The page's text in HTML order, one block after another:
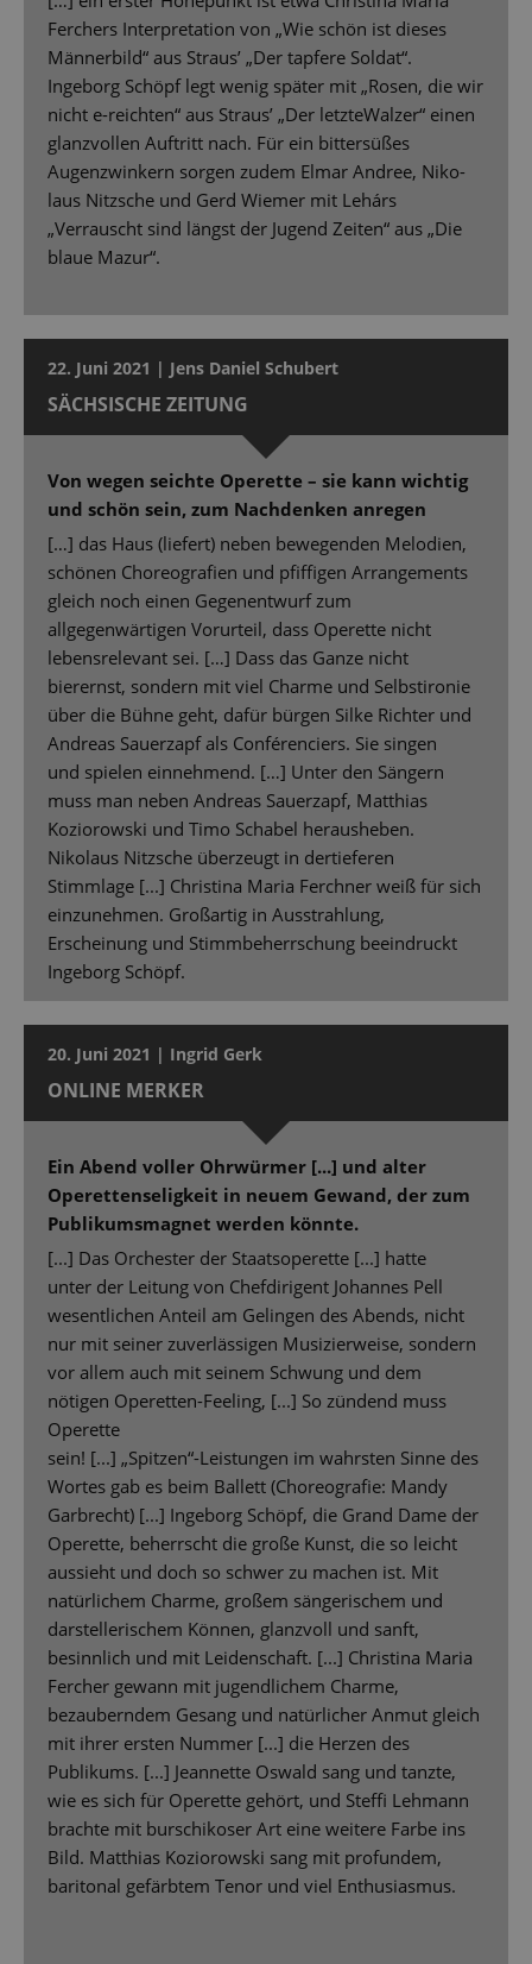
Ferchers Interpretation von „Wie schön ist dieses
Männerbild“ aus Straus’ „Der tapfere Soldat“.
Ingeborg Schöpf legt wenig später mit „Rosen, die wir
nicht e-reichten“ aus Straus’ „Der letzteWalzer“ einen
glanzvollen Auftritt nach. Für ein bittersüßes
Augenzwinkern sorgen zudem Elmar Andree, Niko-
laus Nitzsche und Gerd Wiemer mit Lehárs
„Verrauscht sind längst der Jugend Zeiten“ aus „Die
blaue Mazur“.
22. Juni 2021 | Jens Daniel Schubert
SÄCHSISCHE ZEITUNG
Von wegen seichte Operette – sie kann wichtig
und schön sein, zum Nachdenken anregen
[…] das Haus (liefert) neben bewegenden Melodien,
schönen Choreografien und pfiffigen Arrangements
gleich noch einen Gegenentwurf zum
allgegenwärtigen Vorurteil, dass Operette nicht
lebensrelevant sei. […] Dass das Ganze nicht
bierernst, sondern mit viel Charme und Selbstironie
über die Bühne geht, dafür bürgen Silke Richter und
Andreas Sauerzapf als Conférenciers. Sie singen
und spielen einnehmend. […] Unter den Sängern
muss man neben Andreas Sauerzapf, Matthias
Koziorowski und Timo Schabel herausheben.
Nikolaus Nitzsche überzeugt in dertieferen
Stimmlage [...] Christina Maria Ferchner weiß für sich
einzunehmen. Großartig in Ausstrahlung,
Erscheinung und Stimmbeherrschung beeindruckt
Ingeborg Schöpf.
20. Juni 2021 | Ingrid Gerk
ONLINE MERKER
Ein Abend voller Ohrwürmer [...] und alter
Operettenseligkeit in neuem Gewand, der zum
Publikumsmagnet werden könnte.
[...] Das Orchester der Staatsoperette [...] hatte
unter der Leitung von Chefdirigent Johannes Pell
wesentlichen Anteil am Gelingen des Abends, nicht
nur mit seiner zuverlässigen Musizierweise, sondern
vor allem auch mit seinem Schwung und dem
nötigen Operetten-Feeling, [...] So zündend muss
Operette
sein! [...] „Spitzen“-Leistungen im wahrsten Sinne des
Wortes gab es beim Ballett (Choreografie: Mandy
Garbrecht) [...] Ingeborg Schöpf, die Grand Dame der
Operette, beherrscht die große Kunst, die so leicht
aussieht und doch so schwer zu machen ist. Mit
natürlichem Charme, großem sängerischem und
darstellerischem Können, glanzvoll und sanft,
besinnlich und mit Leidenschaft. [...] Christina Maria
Fercher gewann mit jugendlichem Charme,
bezauberndem Gesang und natürlicher Anmut gleich
mit ihrer ersten Nummer [...] die Herzen des
Publikums. [...] Jeannette Oswald sang und tanzte,
wie es sich für Operette gehört, und Steffi Lehmann
brachte mit burschikoser Art eine weitere Farbe ins
Bild. Matthias Koziorowski sang mit profundem,
baritonal gefärbtem Tenor und viel Enthusiasmus.